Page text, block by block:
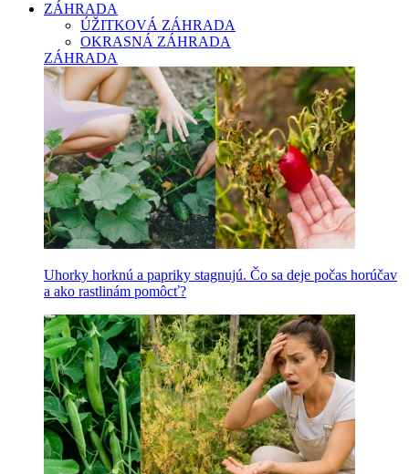
ZÁHRADA
ÚŽITKOVÁ ZÁHRADA
OKRASNÁ ZÁHRADA
ZÁHRADA
Uhorky horknú a papriky stagnujú. Čo sa deje počas horúčav
a ako rastlinám pomôcť?